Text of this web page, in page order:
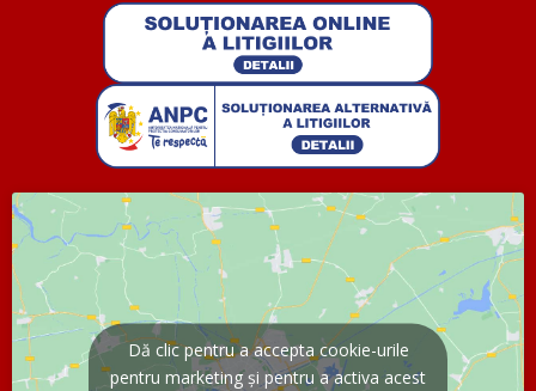
Dă clic pentru a accepta cookie-urile
pentru marketing și pentru a activa acest